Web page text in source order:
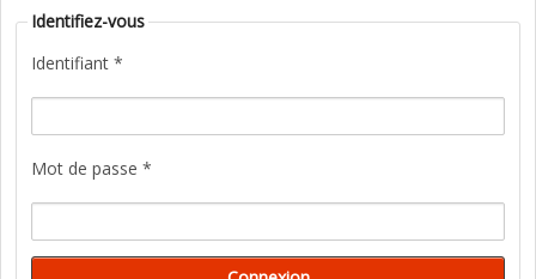
Identifiez-vous
Identifiant *
Mot de passe *